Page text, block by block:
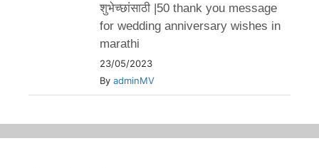
शुभेच्छांसाठी |50 thank you message
for wedding anniversary wishes in
marathi
23/05/2023
By adminMV